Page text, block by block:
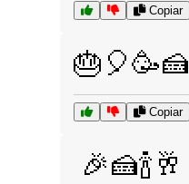
Copiar
🎂🎈🥳🍰
Copiar
🎉🍰🍾🥂